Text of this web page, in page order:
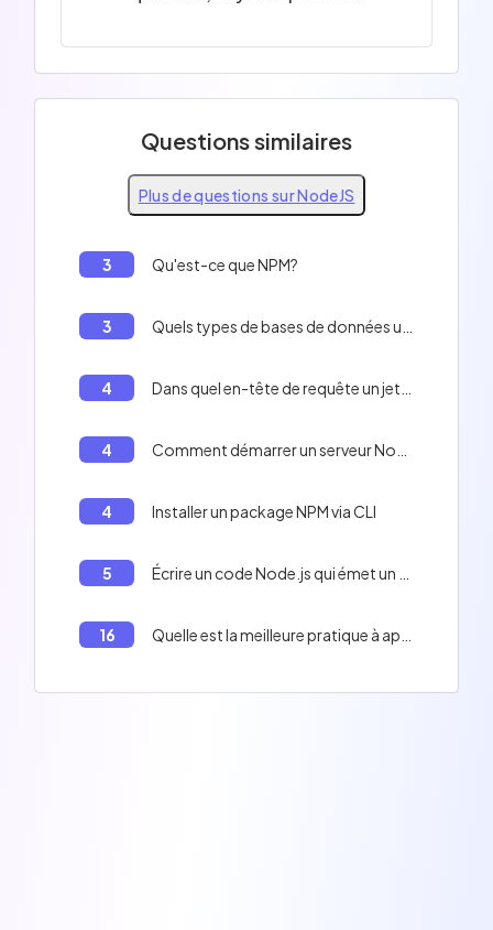
Questions similaires
Plus de questions sur NodeJS
3 Qu'est-ce que NPM?
3
4
4
4 Installer un package NPM via CLI
5
16